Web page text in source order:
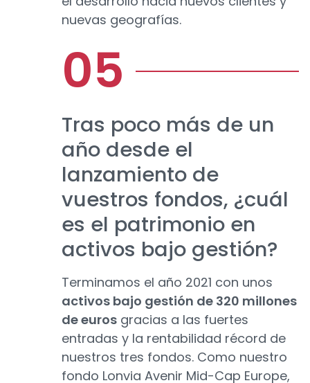
nuevas geografías.
Tras poco más de un
año desde el
lanzamiento de
vuestros fondos, ¿cuál
es el patrimonio en
activos bajo gestión?
Terminamos el año 2021 con unos
activos bajo gestión de 320 millones
de euros gracias a las fuertes
entradas y la rentabilidad récord de
nuestros tres fondos. Como nuestro
fondo Lonvia Avenir Mid-Cap Europe,